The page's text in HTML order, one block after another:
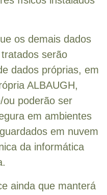
os demais dados
serão
dados próprias, em
ALBAUGH,
poderão ser
em ambientes
em nuvem
da informática
ainda que manterá